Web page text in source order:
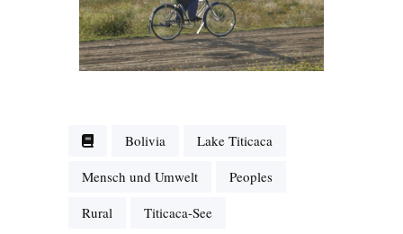
Bolivia
Lake Titicaca
Mensch und Umwelt
Peoples
Rural
Titicaca-See